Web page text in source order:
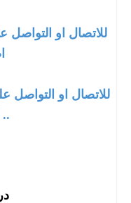
للاتصال او
للاتصال او التواصل
..